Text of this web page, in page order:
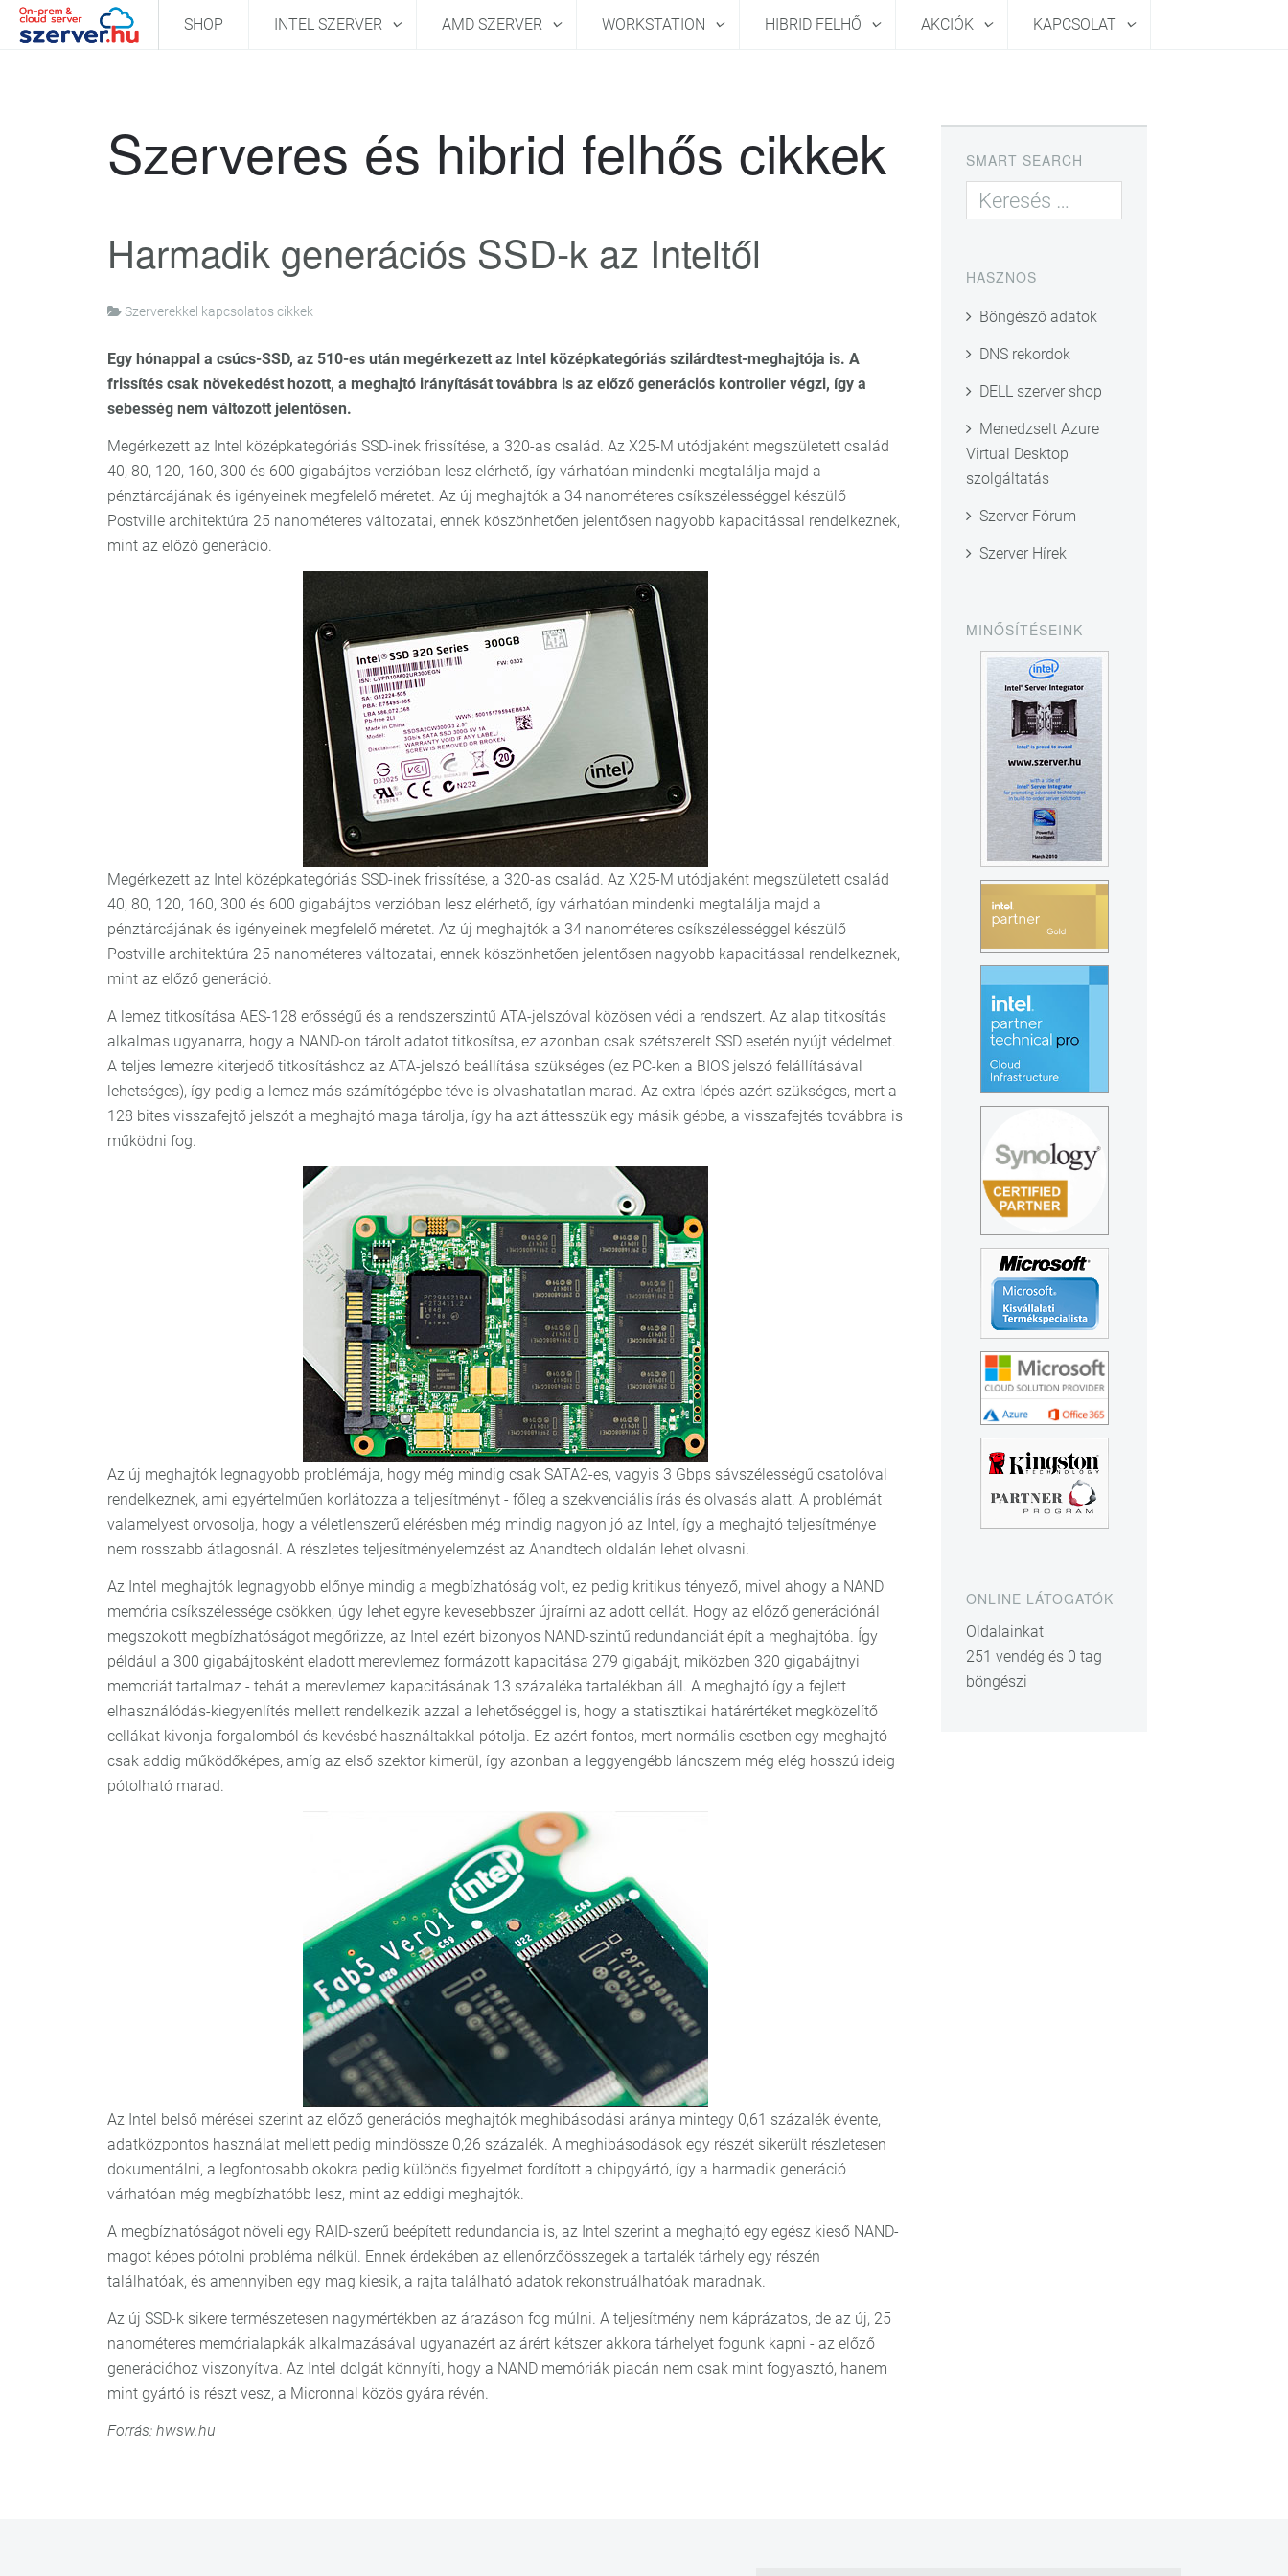
SHOP INTEL SZERVER AMD SZERVER WORKSTATION HIBRID FELHŐ AKCIÓK KAPCSOLAT
Szerveres és hibrid felhős cikkek
Harmadik generációs SSD-k az Inteltől
Szerverekkel kapcsolatos cikkek
Egy hónappal a csúcs-SSD, az 510-es után megérkezett az Intel középkategóriás szilárdtest-meghajtója is. A
frissítés csak növekedést hozott, a meghajtó irányítását továbbra is az előző generációs kontroller végzi, így a
sebesség nem változott jelentősen.
Megérkezett az Intel középkategóriás SSD-inek frissítése, a 320-as család. Az X25-M utódjaként megszületett család
40, 80, 120, 160, 300 és 600 gigabájtos verzióban lesz elérhető, így várhatóan mindenki megtalálja majd a
pénztárcájának és igényeinek megfelelő méretet. Az új meghajtók a 34 nanométeres csíkszélességgel készülő
Postville architektúra 25 nanométeres változatai, ennek köszönhetően jelentősen nagyobb kapacitással rendelkeznek,
mint az előző generáció.
Megérkezett az Intel középkategóriás SSD-inek frissítése, a 320-as család. Az X25-M utódjaként megszületett család
40, 80, 120, 160, 300 és 600 gigabájtos verzióban lesz elérhető, így várhatóan mindenki megtalálja majd a
pénztárcájának és igényeinek megfelelő méretet. Az új meghajtók a 34 nanométeres csíkszélességgel készülő
Postville architektúra 25 nanométeres változatai, ennek köszönhetően jelentősen nagyobb kapacitással rendelkeznek,
mint az előző generáció.
A lemez titkosítása AES-128 erősségű és a rendszerszintű ATA-jelszóval közösen védi a rendszert. Az alap titkosítás
alkalmas ugyanarra, hogy a NAND-on tárolt adatot titkosítsa, ez azonban csak szétszerelt SSD esetén nyújt védelmet.
A teljes lemezre kiterjedő titkosításhoz az ATA-jelszó beállítása szükséges (ez PC-ken a BIOS jelszó felállításával
lehetséges), így pedig a lemez más számítógépbe téve is olvashatatlan marad. Az extra lépés azért szükséges, mert a
128 bites visszafejtő jelszót a meghajtó maga tárolja, így ha azt áttesszük egy másik gépbe, a visszafejtés továbbra is
működni fog.
Az új meghajtók legnagyobb problémája, hogy még mindig csak SATA2-es, vagyis 3 Gbps sávszélességű csatolóval
rendelkeznek, ami egyértelműen korlátozza a teljesítményt - főleg a szekvenciális írás és olvasás alatt. A problémát
valamelyest orvosolja, hogy a véletlenszerű elérésben még mindig nagyon jó az Intel, így a meghajtó teljesítménye
nem rosszabb átlagosnál. A részletes teljesítményelemzést az Anandtech oldalán lehet olvasni.
Az Intel meghajtók legnagyobb előnye mindig a megbízhatóság volt, ez pedig kritikus tényező, mivel ahogy a NAND
memória csíkszélessége csökken, úgy lehet egyre kevesebbszer újraírni az adott cellát. Hogy az előző generációnál
megszokott megbízhatóságot megőrizze, az Intel ezért bizonyos NAND-szintű redundanciát épít a meghajtóba. Így
például a 300 gigabájtosként eladott merevlemez formázott kapacitása 279 gigabájt, miközben 320 gigabájtnyi
memoriát tartalmaz - tehát a merevlemez kapacitásának 13 százaléka tartalékban áll. A meghajtó így a fejlett
elhasználódás-kiegyenlítés mellett rendelkezik azzal a lehetőséggel is, hogy a statisztikai határértéket megközelítő
cellákat kivonja forgalomból és kevésbé használtakkal pótolja. Ez azért fontos, mert normális esetben egy meghajtó
csak addig működőképes, amíg az első szektor kimerül, így azonban a leggyengébb láncszem még elég hosszú ideig
pótolható marad.
Az Intel belső mérései szerint az előző generációs meghajtók meghibásodási aránya mintegy 0,61 százalék évente,
adatközpontos használat mellett pedig mindössze 0,26 százalék. A meghibásodások egy részét sikerült részletesen
dokumentálni, a legfontosabb okokra pedig különös figyelmet fordított a chipgyártó, így a harmadik generáció
várhatóan még megbízhatóbb lesz, mint az eddigi meghajtók.
A megbízhatóságot növeli egy RAID-szerű beépített redundancia is, az Intel szerint a meghajtó egy egész kieső NAND-
magot képes pótolni probléma nélkül. Ennek érdekében az ellenőrzőösszegek a tartalék tárhely egy részén
találhatóak, és amennyiben egy mag kiesik, a rajta található adatok rekonstruálhatóak maradnak.
Az új SSD-k sikere természetesen nagymértékben az árazáson fog múlni. A teljesítmény nem káprázatos, de az új, 25
nanométeres memórialapkák alkalmazásával ugyanazért az árért kétszer akkora tárhelyet fogunk kapni - az előző
generációhoz viszonyítva. Az Intel dolgát könnyíti, hogy a NAND memóriák piacán nem csak mint fogyasztó, hanem
mint gyártó is részt vesz, a Micronnal közös gyára révén.
Forrás: hwsw.hu
SMART SEARCH
HASZNOS
Böngésző adatok
DNS rekordok
DELL szerver shop
Menedzselt Azure
Virtual Desktop
szolgáltatás
Szerver Fórum
Szerver Hírek
MINŐSÍTÉSEINK
ONLINE LÁTOGATÓK
Oldalainkat
251 vendég és 0 tag
böngészi